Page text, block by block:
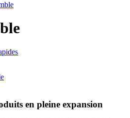
en pleine expansion